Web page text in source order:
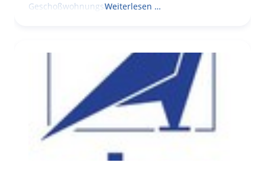
GeschoßwohnungsbauWeiterlesen …